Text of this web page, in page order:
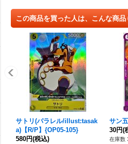
この商品を買った人は、こんな商
サトリ(パラレル/illust:tasak
a)【R/P】{OP05-105}
580円(税込)
サン
30円(
在庫数